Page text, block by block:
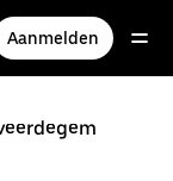
Aanmelden